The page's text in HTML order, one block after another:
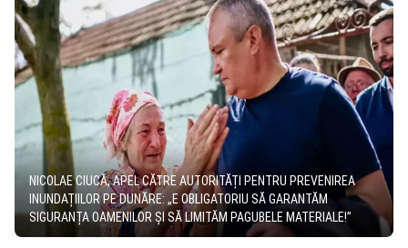
NICOLAE CIUCĂ, APEL CĂTRE AUTORITĂȚI PENTRU PREVENIREA
INUNDAȚIILOR PE DUNĂRE: „E OBLIGATORIU SĂ GARANTĂM
SIGURANȚA OAMENILOR ȘI SĂ LIMITĂM PAGUBELE MATERIALE!”